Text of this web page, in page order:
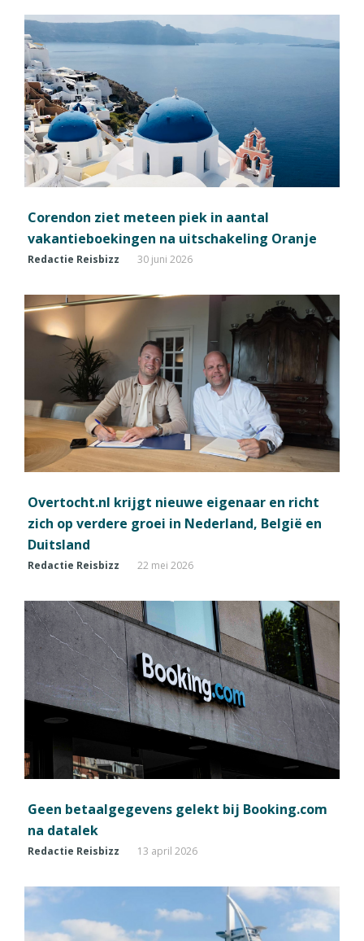
Corendon ziet meteen piek in aantal
vakantieboekingen na uitschakeling Oranje
Redactie Reisbizz 30 juni 2026
Overtocht.nl krijgt nieuwe eigenaar en richt
zich op verdere groei in Nederland, België en
Duitsland
Redactie Reisbizz 22 mei 2026
Geen betaalgegevens gelekt bij Booking.com
na datalek
Redactie Reisbizz 13 april 2026